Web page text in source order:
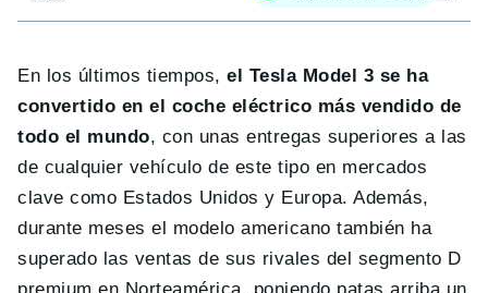
En los últimos tiempos, el Tesla Model 3 se ha
convertido en el coche eléctrico más vendido de
todo el mundo, con unas entregas superiores a las
de cualquier vehículo de este tipo en mercados
clave como Estados Unidos y Europa. Además,
durante meses el modelo americano también ha
superado las ventas de sus rivales del segmento D
premium en Norteamérica, poniendo patas arriba un